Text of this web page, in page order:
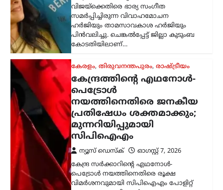
ബ്യൂറോ. ഭക്ഷ്യവിളകൾ ഇന്ധന
ഉൽപ്പാദനത്തിനായി വ്യാപകമായി
ഉപയോഗിക്കുന്നത് രാജ്യത്തിന്റെ
ഭക്ഷ്യസുരക്ഷയെ ബാധിക്കുമെന്നാണ്
പാർട്ടി മുന്നറിയിപ്പ് നൽകിയത്.…
കേരളം, തിരുവനന്തപുരം, വാർത്തകൾ
അടിയന്തര
സാഹചര്യത്തിൽ
വെടിവെക്കാൻ നിർദേശം;
അർജുൻ
ആയങ്കിക്കായുള്ള
തിരച്ചിൽ ശക്തമാക്കി
പൊലീസ്
ന്യൂസ് ഡെസ്ക്
ഓഗസ്റ്റ്‌ 7, 2026
നിരവധി ക്രിമിനൽ കേസുകളിൽ
പ്രതിയായ അർജുൻ ആയങ്കിക്കായുള്ള